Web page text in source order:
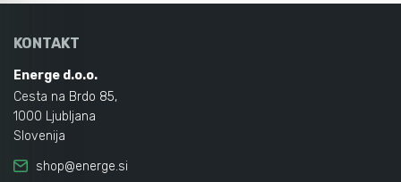
KONTAKT
Energe d.o.o.
Cesta na Brdo 85,
1000 Ljubljana
Slovenija
shop@energe.si